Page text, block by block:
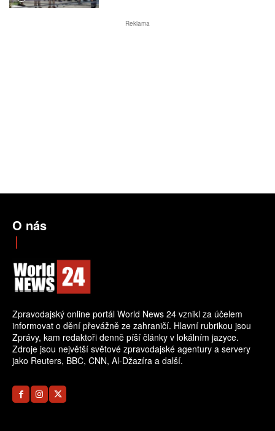
Reklama
O nás
Zpravodajský online portál World News 24 vznikl za účelem
informovat o dění převážně ze zahraničí. Hlavní rubrikou jsou
Zprávy, kam redaktoři denně píší články v lokálním jazyce.
Zdroje jsou největší světové zpravodajské agentury a servery
jako Reuters, BBC, CNN, Al-Džazíra a další.